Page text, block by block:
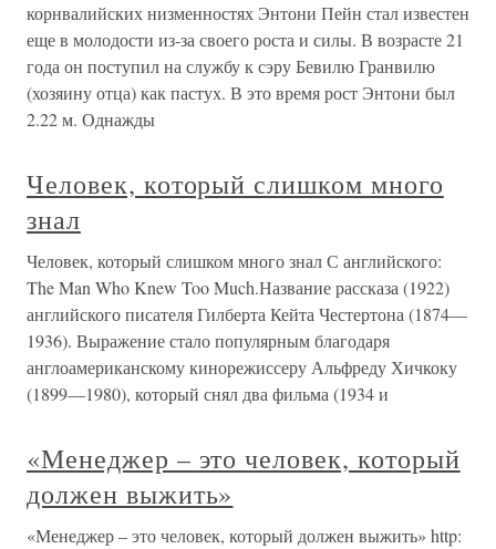
корнвалийских низменностях Энтони Пейн стал известен
еще в молодости из-за своего роста и силы. В возрасте 21
года он поступил на службу к сэру Бевилю Гранвилю
(хозяину отца) как пастух. В это время рост Энтони был
2.22 м. Однажды
Человек, который слишком много
знал
Человек, который слишком много знал С английского:
The Man Who Knew Too Much.Название рассказа (1922)
английского писателя Гилберта Кейта Честертона (1874—
1936). Выражение стало популярным благодаря
англоамериканскому кинорежиссеру Альфреду Хичкоку
(1899—1980), который снял два фильма (1934 и
«Менеджер – это человек, который
должен выжить»
«Менеджер – это человек, который должен выжить» http: